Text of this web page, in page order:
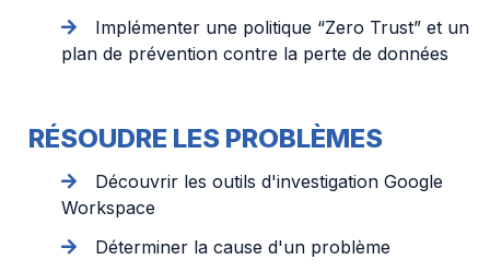
Implémenter une politique “Zero Trust” et un
plan de prévention contre la perte de données
RÉSOUDRE LES PROBLÈMES
Découvrir les outils d'investigation Google
Workspace
Déterminer la cause d'un problème